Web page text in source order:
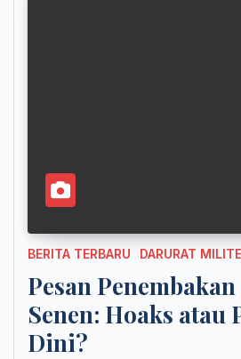
BERITA TERBARU DARURAT
Pesan
Senen: Hoaks atau
Dini?